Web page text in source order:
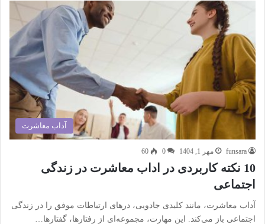
آداب معاشرت
funsara مهر 1, 1404 0
60
10 نکته کاربردی در اداب معاشرت در زندگی
اجتماعی
آداب معاشرت، مانند کلیدی جادویی، درهای ارتباطات موفق را در زندگی
اجتماعی باز می‌کند. این مهارت، مجموعه‌ای از رفتارها، گفتارها…